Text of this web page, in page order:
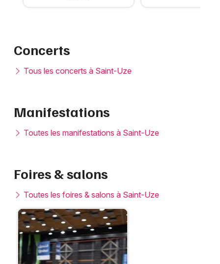
Concerts
Tous les concerts à Saint-Uze
Manifestations
Toutes les manifestations à Saint-Uze
Foires & salons
Toutes les foires & salons à Saint-Uze